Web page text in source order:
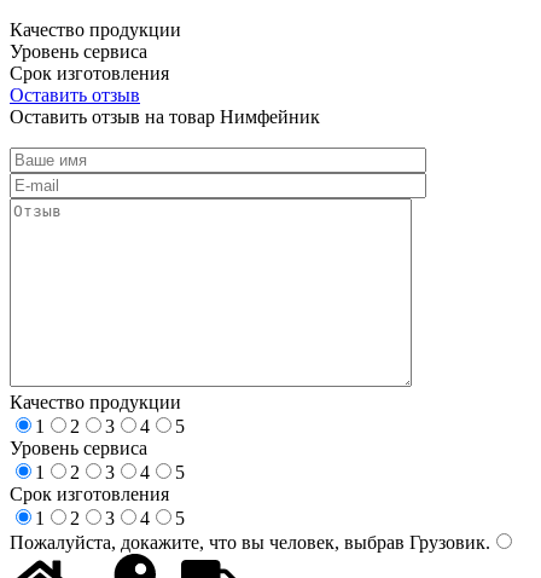
Качество продукции
Уровень сервиса
Срок изготовления
Оставить отзыв
Оставить отзыв на товар Нимфейник
Качество продукции
1
2 3 4
5
Уровень сервиса
1
2 3 4
5
Срок изготовления
1
2 3 4
5
Пожалуйста, докажите, что вы человек, выбрав Грузовик.